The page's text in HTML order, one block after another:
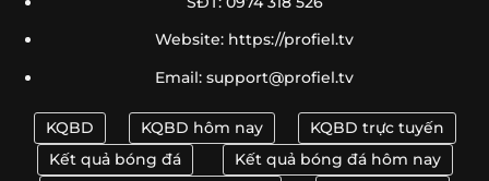
Soi Kèo Qatar Vs Thụy Sỹ 02h00 Ngày 14/06 – Dự
Những HLV Đáng Chú Ý World Cup 2026 | Siêu Sao Sa
➤
HLV Park Hang Seo World Cup 2026 – Chức Phó Chủ
Tịch
Website: https://profiel.tv
Email:support@profiel.tv
KQBD KQBD hôm nay
KQBD trực tuyến
Kết quả bóng đá
Kết quả bóng đá hôm nay